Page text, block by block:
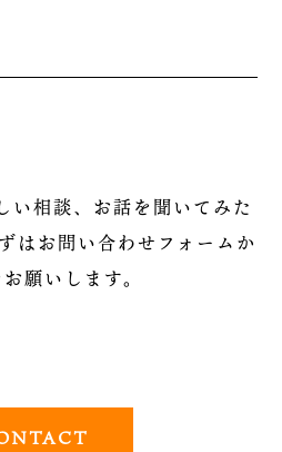
い相談、お話を聞いてみた
はお問い合わせフォームか
願いします。